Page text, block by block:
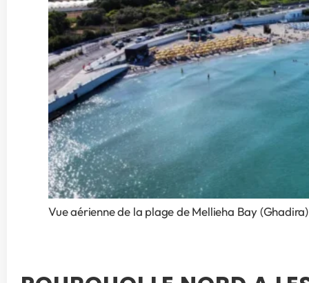
Vue aérienne de la plage de Mellieha Bay